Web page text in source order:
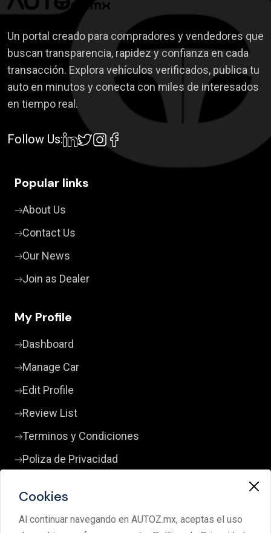
Un portal creado para compradores y vendedores que
buscan transparencia, rapidez y confianza en cada
transacción. Explora vehículos verificados, publica tu
auto en minutos y conecta con miles de interesados
en tiempo real.
Follow Us:
Popular links
About Us
Contact Us
Our News
Join as Dealer
My Profile
Dashboard
Manage Car
Edit Profile
Review List
Terminos y Condiciones
Poliza de Privacidad
Contact Us
+52 33 3380 0598
Cookies
Al continuar navegando en AUTOZ.mx, aceptas el uso